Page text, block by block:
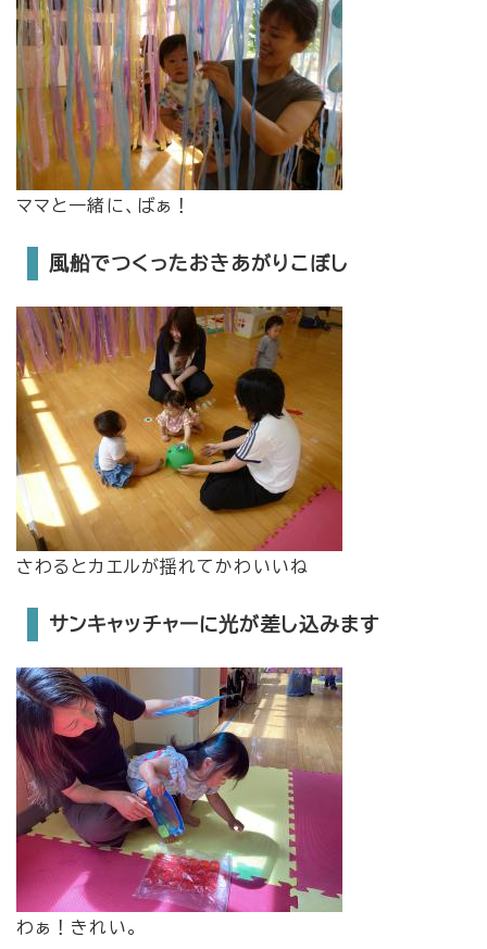
ママと一緒に、ばぁ！
風船でつくったおきあがりこぼし
さわるとカエルが揺れてかわいいね
サンキャッチャーに光が差し込みます
わぁ！きれい。